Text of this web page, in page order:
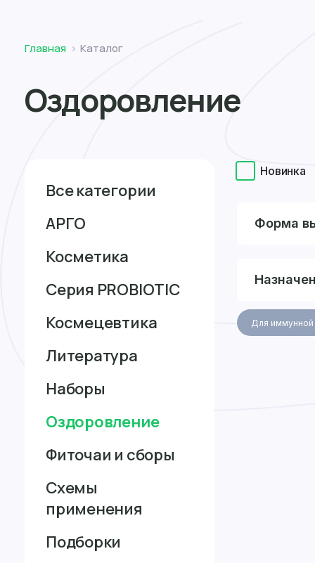
Главная Каталог
Оздоровление
Все категории
АРГО
Косметика
Серия PROBIOTIC
Космецевтика
Литература
Наборы
Оздоровление
Фиточаи и сборы
Схемы
применения
Подборки
Форма
Для иммунной
Новинка